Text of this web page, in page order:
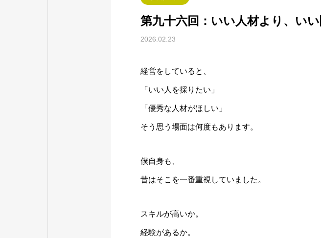
第九十六回：いい人材より、い
2026.02.23
経営をしていると、
「いい人を採りたい」
「優秀な人材がほしい」
そう思う場面は何度もあります。
僕自身も、
昔はそこを一番重視していました。
スキルが高いか。
経験があるか。